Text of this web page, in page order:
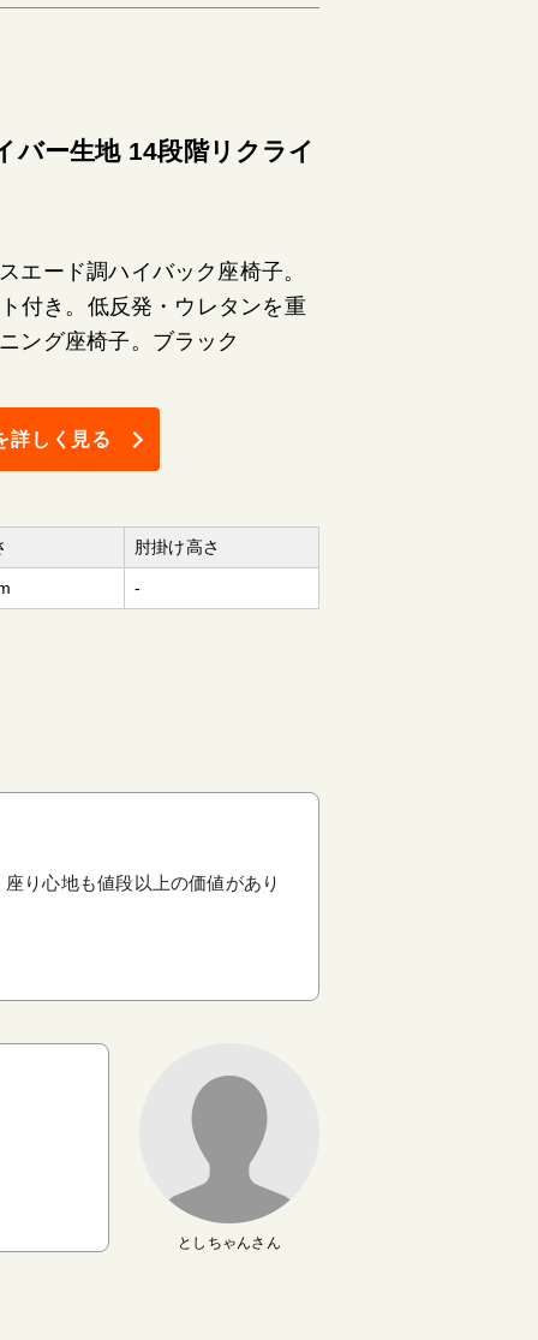
バー生地 14段階リクライ
エード調ハイバック座椅子。
付き。低反発・ウレタンを重
ング座椅子。ブラック
詳しく見る
肘掛け高さ
-
り心地も値段以上の価値があり
としちゃんさん